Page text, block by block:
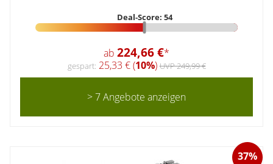
Deal-Score: 54
ab 224,66 €*
gespart: 25,33 € (10%)UVP 249,99 €
> 7 Angebote anzeigen
37%